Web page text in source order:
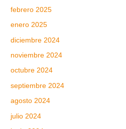
febrero 2025
enero 2025
diciembre 2024
noviembre 2024
octubre 2024
septiembre 2024
agosto 2024
julio 2024